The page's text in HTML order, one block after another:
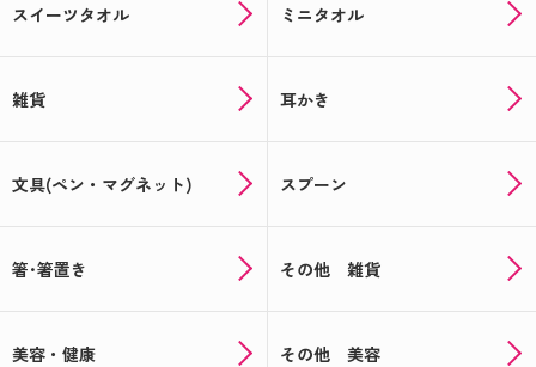
スイーツタオル ミニタオル
雑貨 耳かき
文具(ペン・マグネット) スプーン
箸･箸置き その他 雑貨
美容・健康 その他 美容